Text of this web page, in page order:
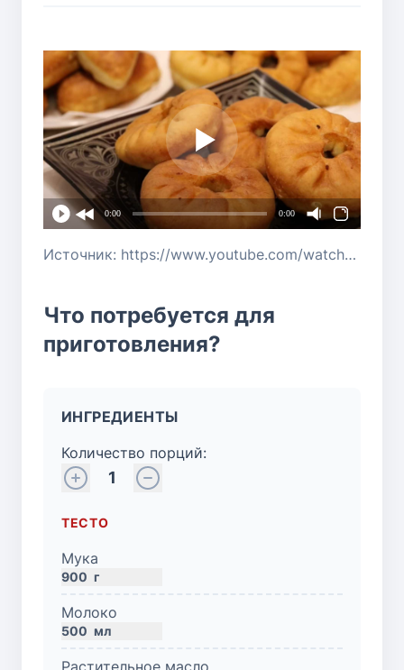
0:00 0:00
Источник: https://www.youtube.com/watch?v=ynhThAezE6A
Что потребуется для
приготовления?
ИНГРЕДИЕНТЫ
Количество порций:
1
ТЕСТО
Мука
900 г
Молоко
500 мл
Растительное масло